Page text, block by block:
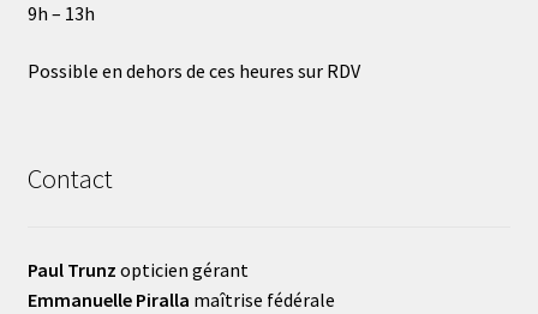
9h – 13h
Possible en dehors de ces heures sur RDV
Contact
Paul Trunz opticien gérant
Emmanuelle Piralla maîtrise fédérale